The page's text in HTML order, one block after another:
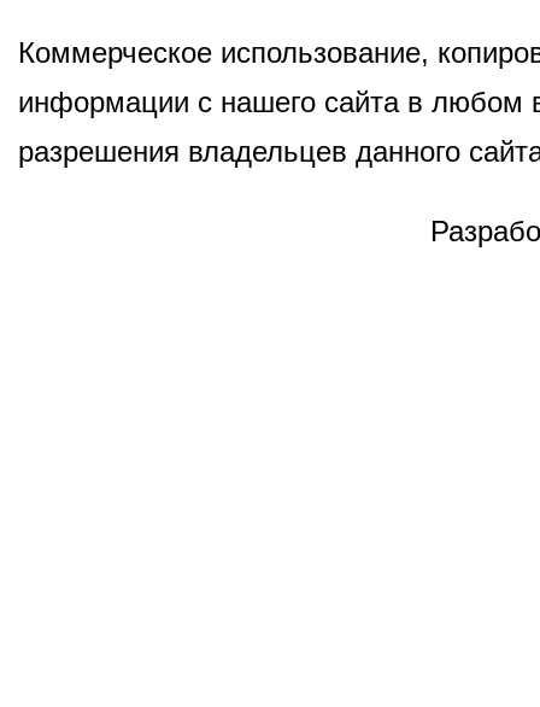
Коммерческое использование,
информации с нашего сайта в любом
разрешения владельцев данного